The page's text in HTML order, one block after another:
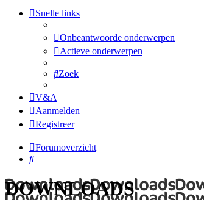
Snelle links
Onbeantwoorde onderwerpen
Actieve onderwerpen
Zoek
V&A
Aanmelden
Registreer
Forumoverzicht
Zoek
DOWNLOADS